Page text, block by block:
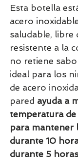
Esta botella
acero
saludable, libre
resistente a la
no retiene
ideal para los
de acero
pared ayuda a
temperatura
para mantener
durante 10
durante 5